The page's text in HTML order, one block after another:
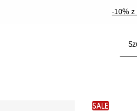
-10%
SALE